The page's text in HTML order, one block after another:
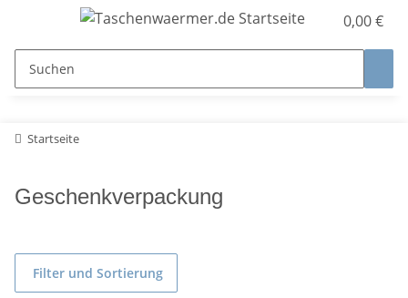
0,00 €
Startseite
Geschenkverpackung
Filter und Sortierung